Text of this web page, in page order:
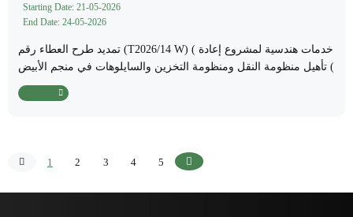
Starting Date: 21-05-2026
End Date: 24-05-2026
تمديد طرح العطاء رقم (T2026/14 W) ( خدمات هندسية لمشروع إعادة
تأهيل منظومة النقل ومنظومة التخزين والسايلوهات في منجم الأبيض (
Read More
Previous1 2 3 4 5 Next